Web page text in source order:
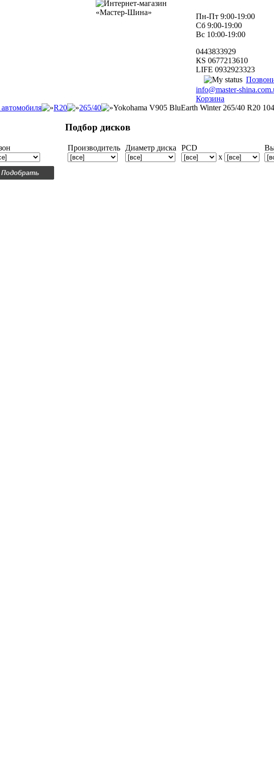
Пн-Пт 9:00-19:00
Сб 9:00-19:00
Вс 10:00-19:00
0443833929
КS 0677213610
LIFE 0932923323
info@master-
Корзина
автомобиля R20 265/40 Yokohama V905 BluEarth Winter 265/40 R20
Подбор дисков
Производитель Диаметр диска PCD
x